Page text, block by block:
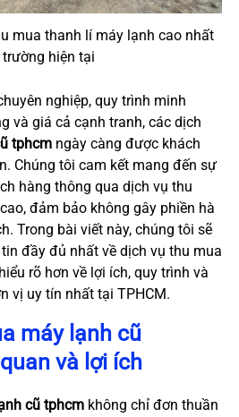
mua thanh lí máy lạnh cao nhất
hiện tại
nghiệp, quy trình minh
và giá cả cạnh tranh, các dịch
tphcmngày càng được khách
Chúng tôi cam kết mang đến sự
hàng thông qua dịch vụ thu
đảm bảo không gây phiền hà
Trong bài viết này, chúng tôi sẽ
đầy đủ nhất về dịch vụ thu mua
rõ hơn về lợi ích, quy trình và
vị uy tín nhất tại TPHCM.
máy lạnh cũ
và lợi ích
cũ tphcmkhông chỉ đơn thuần